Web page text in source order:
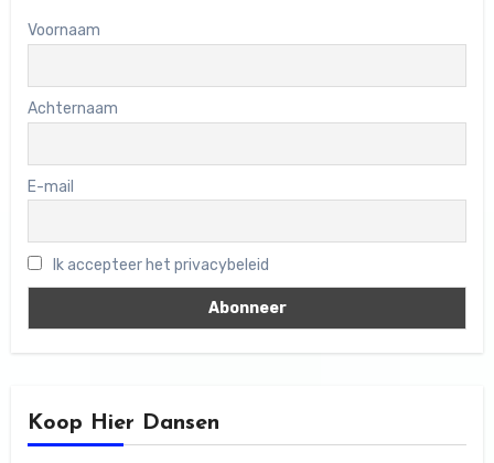
Voornaam
Achternaam
E-mail
Ik accepteer het privacybeleid
Koop Hier Dansen